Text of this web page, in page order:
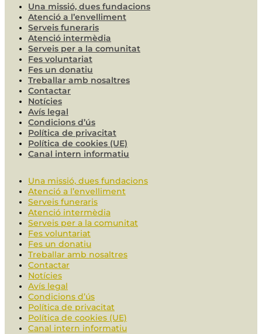
Una missió, dues fundacions
Atenció a l’envelliment
Serveis funeraris
Atenció intermèdia
Serveis per a la comunitat
Fes voluntariat
Fes un donatiu
Treballar amb nosaltres
Contactar
Notícies
Avís legal
Condicions d’ús
Política de privacitat
Política de cookies (UE)
Canal intern informatiu
Una missió, dues fundacions
Atenció a l’envelliment
Serveis funeraris
Atenció intermèdia
Serveis per a la comunitat
Fes voluntariat
Fes un donatiu
Treballar amb nosaltres
Contactar
Notícies
Avís legal
Condicions d’ús
Política de privacitat
Política de cookies (UE)
Canal intern informatiu